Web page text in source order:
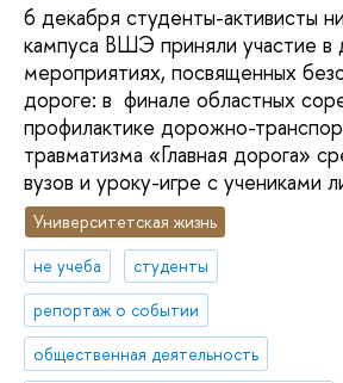
6 декабря студенты-активисты
кампуса ВШЭ приняли участие в
мероприятиях, посвященных
дороге: в финале областных
профилактике дорожно-
травматизма «Главная дорога»
вузов и уроку-игре с учениками
Университетская жизнь
не учеба
студенты
репортаж о событии
общественная деятельность